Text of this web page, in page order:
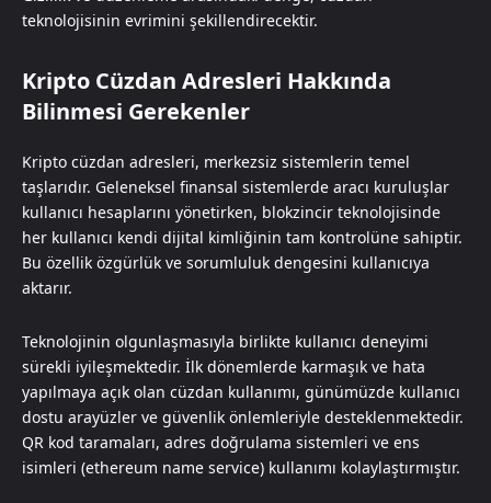
teknolojisinin evrimini şekillendirecektir.
Kripto Cüzdan Adresleri Hakkında
Bilinmesi Gerekenler
Kripto cüzdan adresleri, merkezsiz sistemlerin temel
taşlarıdır. Geleneksel finansal sistemlerde aracı kuruluşlar
kullanıcı hesaplarını yönetirken, blokzincir teknolojisinde
her kullanıcı kendi dijital kimliğinin tam kontrolüne sahiptir.
Bu özellik özgürlük ve sorumluluk dengesini kullanıcıya
aktarır.
Teknolojinin olgunlaşmasıyla birlikte kullanıcı deneyimi
sürekli iyileşmektedir. İlk dönemlerde karmaşık ve hata
yapılmaya açık olan cüzdan kullanımı, günümüzde kullanıcı
dostu arayüzler ve güvenlik önlemleriyle desteklenmektedir.
QR kod taramaları, adres doğrulama sistemleri ve ens
isimleri (ethereum name service) kullanımı kolaylaştırmıştır.